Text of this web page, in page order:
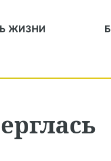
ЖИЗНИ